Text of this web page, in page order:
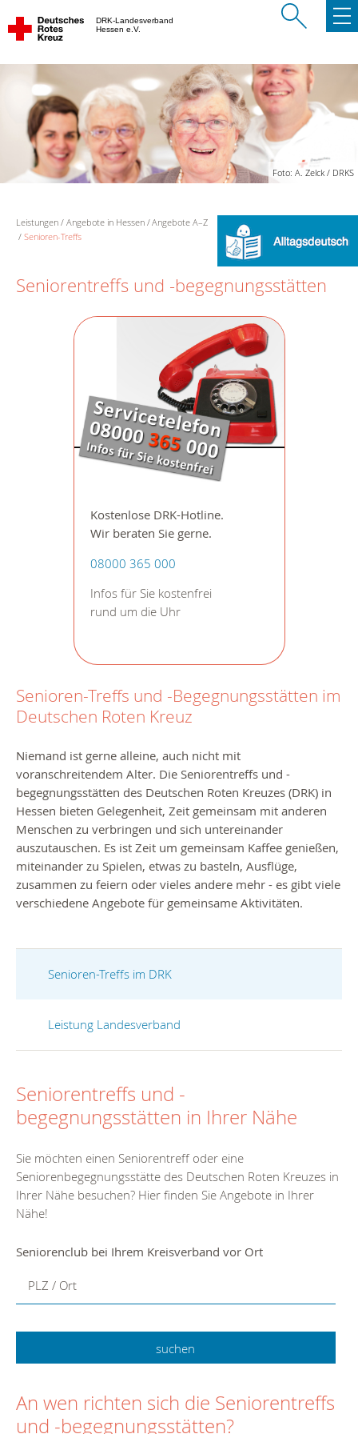
DRK-Landesverband
Hessen e.V.
Foto: A. Zelck / DRKS
Leistungen Angebote in Hessen
Angebote A–Z
Senioren-Treffs
Seniorentreffs und -begegnungsstätten
Kostenlose DRK-Hotline.
Wir beraten Sie gerne.
08000 365 000
Infos für Sie kostenfrei
rund um die Uhr
Senioren-Treffs und -Begegnungsstätten im
Deutschen Roten Kreuz
Niemand ist gerne alleine, auch nicht mit
voranschreitendem Alter. Die Seniorentreffs und -
begegnungsstätten des Deutschen Roten Kreuzes (DRK) in
Hessen bieten Gelegenheit, Zeit gemeinsam mit anderen
Menschen zu verbringen und sich untereinander
auszutauschen. Es ist Zeit um gemeinsam Kaffee genießen,
miteinander zu Spielen, etwas zu basteln, Ausflüge,
zusammen zu feiern oder vieles andere mehr - es gibt viele
verschiedene Angebote für gemeinsame Aktivitäten.
Senioren-Treffs im DRK
Leistung Landesverband
Seniorentreffs und -
begegnungsstätten in Ihrer Nähe
Sie möchten einen Seniorentreff oder eine
Seniorenbegegnungsstätte des Deutschen Roten Kreuzes in
Ihrer Nähe besuchen? Hier finden Sie Angebote in Ihrer
Nähe!
Seniorenclub bei Ihrem Kreisverband vor Ort
PLZ / Ort
An wen richten sich die Seniorentreffs
und -begegnungsstätten?